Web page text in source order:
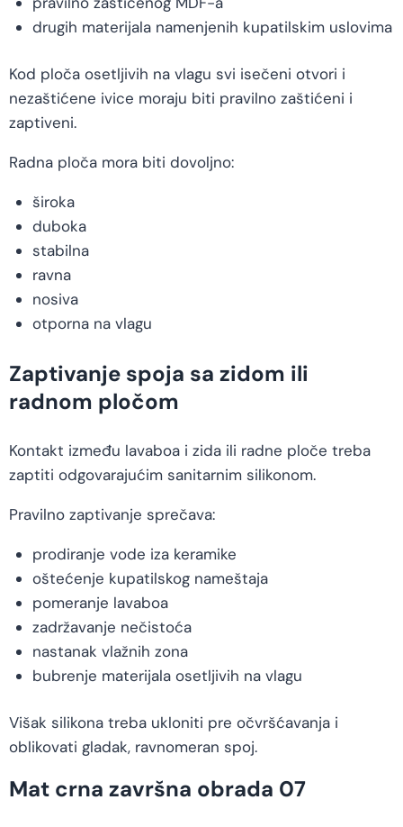
drugih materijala namenjenih kupatilskim uslovima
Kod ploča osetljivih na vlagu svi isečeni otvori i
nezaštićene ivice moraju biti pravilno zaštićeni i
zaptiveni.
Radna ploča mora biti dovoljno:
široka
duboka
stabilna
ravna
nosiva
otporna na vlagu
Zaptivanje spoja sa zidom ili
radnom pločom
Kontakt između lavaboa i zida ili radne ploče treba
zaptiti odgovarajućim sanitarnim silikonom.
Pravilno zaptivanje sprečava:
prodiranje vode iza keramike
oštećenje kupatilskog nameštaja
pomeranje lavaboa
zadržavanje nečistoća
nastanak vlažnih zona
bubrenje materijala osetljivih na vlagu
Višak silikona treba ukloniti pre očvršćavanja i
oblikovati gladak, ravnomeran spoj.
Mat crna završna obrada 07